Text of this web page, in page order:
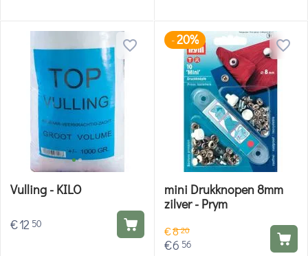
Vulling - KILO
€12 50
-20%
mini Drukknopen 8mm
zilver - Prym
€820
€6 56